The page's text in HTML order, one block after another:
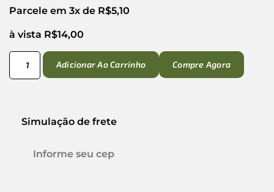
Parcele em 3x de R$5,10
à vista R$14,00
Adicionar Ao Carrinho Compre Agora
Simulação de frete